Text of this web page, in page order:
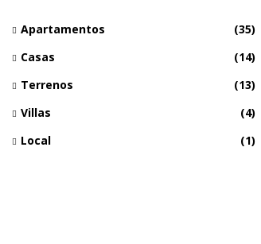
Apartamentos
(35)
Casas
(14)
Terrenos
(13)
Villas
(4)
Local
(1)